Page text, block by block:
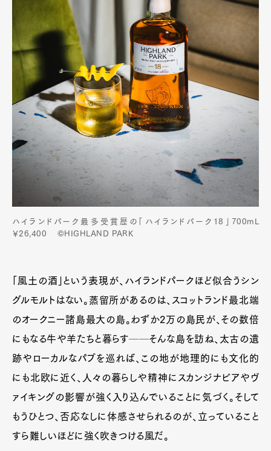
ハイランドパーク最多受賞歴の「ハイランドパーク18」700mL
￥26,400 ©HIGHLAND PARK
「風土の酒」という表現が、ハイランドパークほど似合うシン
グルモルトはない。蒸留所があるのは、スコットランド最北端
のオークニー諸島最大の島。わずか2万の島民が、その数倍
にもなる牛や羊たちと暮らす──そんな島を訪ね、太古の遺
跡やローカルなパブを巡れば、この地が地理的にも文化的
にも北欧に近く、人々の暮らしや精神にスカンジナビアやヴ
ァイキングの影響が強く入り込んでいることに気づく。そして
もうひとつ、否応なしに体感させられるのが、立っていること
すら難しいほどに強く吹きつける風だ。